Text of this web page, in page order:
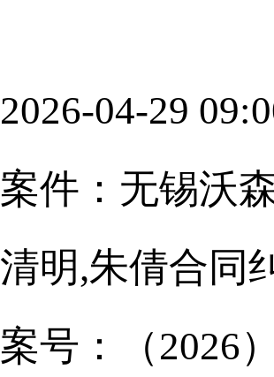
2026-04-29
案件：无锡沃
清明,朱倩合同
案号：（2026